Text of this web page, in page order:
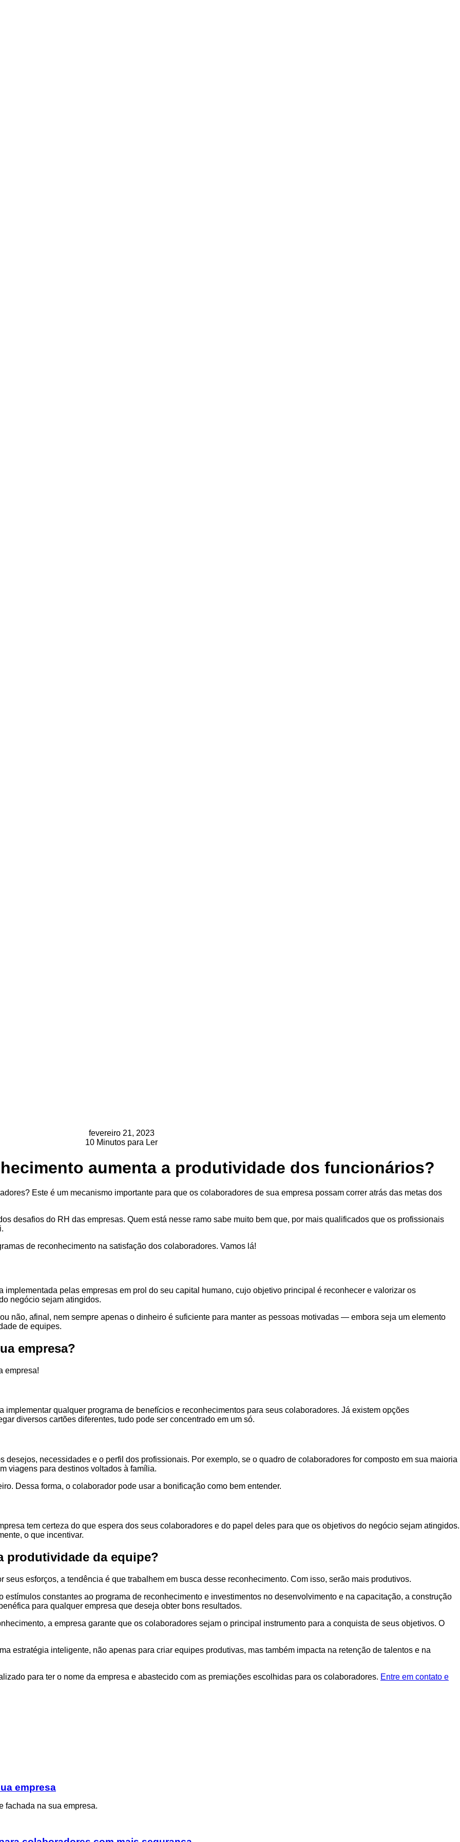
fevereiro 21, 2023
10 Minutos para Ler
aumenta a produtividade dos funcionários?
Este é um mecanismo importante para que os colaboradores de sua empresa possam correr atrás das metas dos
desafios do RH das empresas. Quem está nesse ramo sabe muito bem que, por mais qualificados que os profissionais
de reconhecimento na satisfação dos colaboradores. Vamos lá!
pelas empresas em prol do seu capital humano, cujo objetivo principal é reconhecer e valorizar os
negócio sejam atingidos.
não, afinal, nem sempre apenas o dinheiro é suficiente para manter as pessoas motivadas — embora seja um elemento
de equipes.
empresa?
empresa!
qualquer programa de benefícios e reconhecimentos para seus colaboradores. Já existem opções
diversos cartões diferentes, tudo pode ser concentrado em um só.
desejos, necessidades e o perfil dos profissionais. Por exemplo, se o quadro de colaboradores for composto em sua maioria
viagens para destinos voltados à família.
Dessa forma, o colaborador pode usar a bonificação como bem entender.
tem certeza do que espera dos seus colaboradores e do papel deles para que os objetivos do negócio sejam atingidos.
o que incentivar.
produtividade da equipe?
esforços, a tendência é que trabalhem em busca desse reconhecimento. Com isso, serão mais produtivos.
constantes ao programa de reconhecimento e investimentos no desenvolvimento e na capacitação, a construção
para qualquer empresa que deseja obter bons resultados.
a empresa garante que os colaboradores sejam o principal instrumento para a conquista de seus objetivos. O
estratégia inteligente, não apenas para criar equipes produtivas, mas também impacta na retenção de talentos e na
para ter o nome da empresa e abastecido com as premiações escolhidas para os colaboradores. Entre em contato e
empresa
fachada na sua empresa.